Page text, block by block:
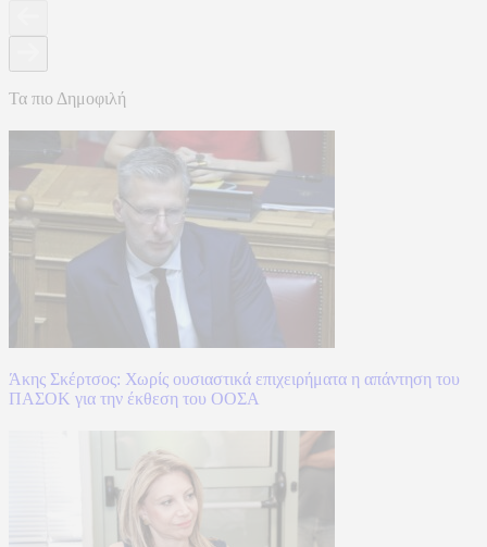
Τα πιο Δημοφιλή
Άκης Σκέρτσος: Χωρίς ουσιαστικά επιχειρήματα η απάντηση του
ΠΑΣΟΚ για την έκθεση του ΟΟΣΑ